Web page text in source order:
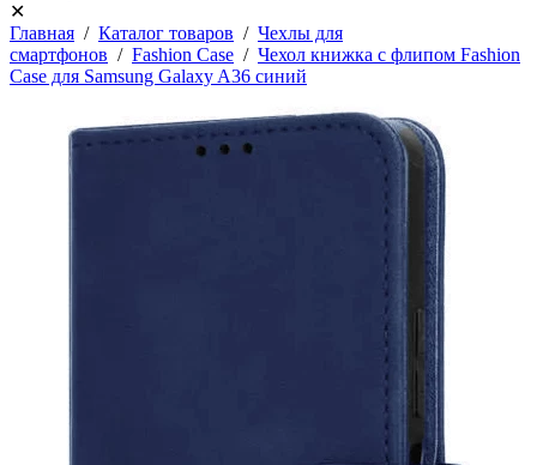
✕
Главная / Каталог товаров / Чехлы для
смартфонов / Fashion Case / Чехол книжка с флипом Fashion
Case для Samsung Galaxy A36 синий